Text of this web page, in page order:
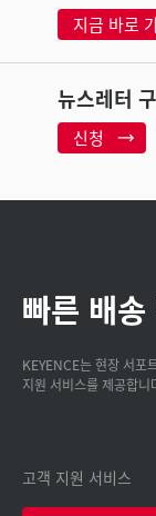
지금 바로
뉴스레터
신청
빠른 배
KEYENCE는 현장 서포
지원 서비스를 제공합니
고객 지원 서비스